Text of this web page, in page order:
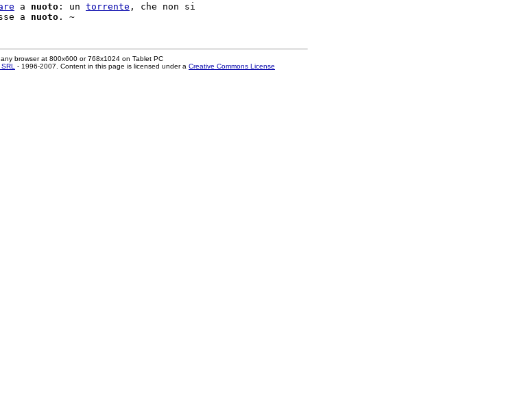
a nuoto : un torrente , che non si
a nuoto
browser at 800x600 or 768x1024 on Tablet PC
- 1996-2007. Content in this page is licensed under a Creative Commons License